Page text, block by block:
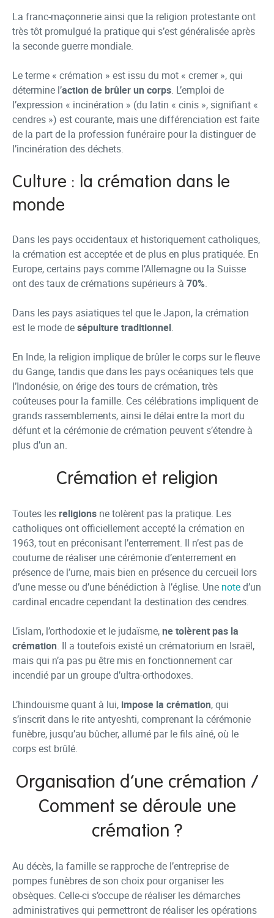
La franc-maçonnerie ainsi que la religion protestante ont
très tôt promulgué la pratique qui s’est généralisée après
la seconde guerre mondiale.
Le terme « crémation » est issu du mot « cremer », qui
détermine l’action de brûler un corps. L’emploi de
l’expression « incinération » (du latin « cinis », signifiant «
cendres ») est courante, mais une différenciation est faite
de la part de la profession funéraire pour la distinguer de
l’incinération des déchets.
Culture : la crémation dans le
monde
Dans les pays occidentaux et historiquement catholiques,
la crémation est acceptée et de plus en plus pratiquée. En
Europe, certains pays comme l’Allemagne ou la Suisse
ont des taux de crémations supérieurs à 70%.
Dans les pays asiatiques tel que le Japon, la crémation
est le mode desépulture traditionnel.
En Inde, la religion implique de brûler le corps sur le fleuve
du Gange, tandis que dans les pays océaniques tels que
l’Indonésie, on érige des tours de crémation, très
coûteuses pour la famille. Ces célébrations impliquent de
grands rassemblements, ainsi le délai entre la mort du
défunt et la cérémonie de crémation peuvent s’étendre à
plus d’un an.
Crémation et religion
Toutes les religions ne tolèrent pas la pratique. Les
catholiques ont officiellement accepté la crémation en
1963, tout en préconisant l’enterrement. Il n’est pas de
coutume de réaliser une cérémonie d’enterrement en
présence de l’urne, mais bien en présence du cercueil lors
d’une messe ou d’une bénédiction à l’église. Une noted’un
cardinal encadre cependant la destination des cendres.
L’islam, l’orthodoxie et le judaïsme,ne tolèrent pas la
crémation. Il a toutefois existé un crématorium en Israël,
mais qui n’a pas pu être mis en fonctionnement car
incendié par un groupe d’ultra-orthodoxes.
L’hindouisme quant à lui, impose la crémation, qui
s’inscrit dans le rite antyeshti, comprenant la cérémonie
funèbre, jusqu’au bûcher, allumé par le fils aîné, où le
corps est brûlé.
Organisation d’une crémation /
Comment se déroule une
crémation ?
Au décès, la famille se rapproche de l’entreprise de
pompes funèbres de son choix pour organiser les
obsèques. Celle-ci s’occupe de réaliser les démarches
administratives qui permettront de réaliser les opérations